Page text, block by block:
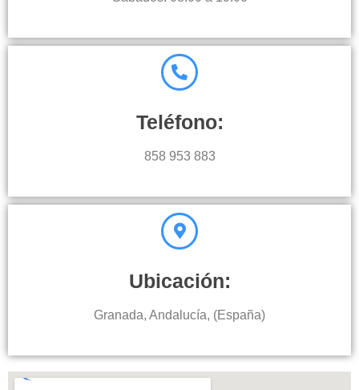
Teléfono:
858 953 883
Ubicación:
Granada, Andalucía, (España)